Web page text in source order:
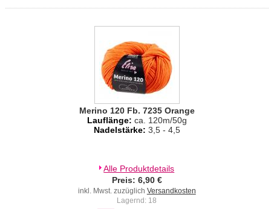
Merino 120 Fb. 7235 Orange
Lauflänge: ca. 120m/50g
Nadelstärke: 3,5 - 4,5
Alle Produktdetails
Preis: 6,90 €
inkl. Mwst. zuzüglich Versandkosten
Lagernd: 18